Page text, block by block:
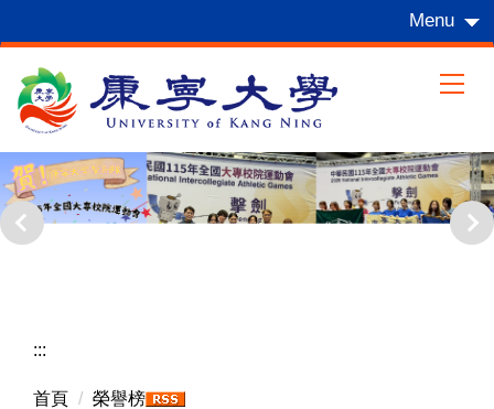
到
要
內
容
區
Menu
:::
首頁 榮譽榜